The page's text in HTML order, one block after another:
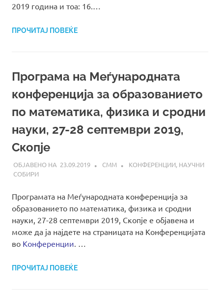
2019 година и тоа: 16.…
ПРОЧИТАЈ ПОВЕЌЕ
Програма на Меѓународната
конференција за образованието
по математика, физика и сродни
науки, 27-28 септември 2019,
Скопје
23.09.2019 СММ КОНФЕРЕНЦИИ, НАУЧНИ
СОБИРИ
Програмата на Меѓународната конференција за
образованието по математика, физика и сродни
науки, 27-28 септември 2019, Скопје е објавена и
може да ја најдете на страницата на Конференцијата
во Конференции
ПРОЧИТАЈ ПОВЕЌЕ